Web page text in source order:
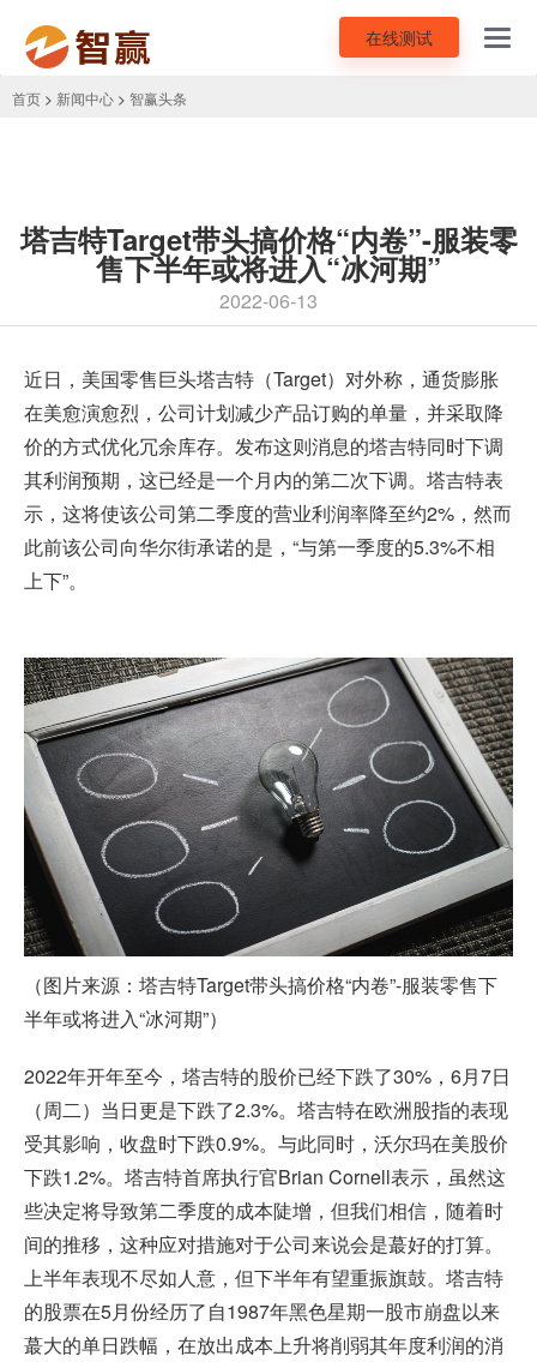
在线测试
首页 > 新闻中心 > 智赢头条
塔吉特Target带头搞价格“内卷”-服装零
售下半年或将进入“冰河期”
2022-06-13
近日，美国零售巨头塔吉特（Target）对外称，通货膨胀
在美愈演愈烈，公司计划减少产品订购的单量，并采取降
价的方式优化冗余库存。发布这则消息的塔吉特同时下调
其利润预期，这已经是一个月内的第二次下调。塔吉特表
示，这将使该公司第二季度的营业利润率降至约2%，然而
此前该公司向华尔街承诺的是，“与第一季度的5.3%不相
上下”。
（图片来源：塔吉特Target带头搞价格“内卷”-服装零售下
半年或将进入“冰河期”）
2022年开年至今，塔吉特的股价已经下跌了30%，6月7日
（周二）当日更是下跌了2.3%。塔吉特在欧洲股指的表现
受其影响，收盘时下跌0.9%。与此同时，沃尔玛在美股价
下跌1.2%。塔吉特首席执行官Brian Cornell表示，虽然这
些决定将导致第二季度的成本陡增，但我们相信，随着时
间的推移，这种应对措施对于公司来说会是蕞好的打算。
上半年表现不尽如人意，但下半年有望重振旗鼓。塔吉特
的股票在5月份经历了自1987年黑色星期一股市崩盘以来
蕞大的单日跌幅，在放出成本上升将削弱其年度利润的消